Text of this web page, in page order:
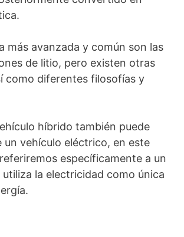
más avanzada y común son las
de litio, pero existen otras
como diferentes filosofías y
híbrido también puede
un vehículo eléctrico, en este
específicamente a un
la electricidad como única